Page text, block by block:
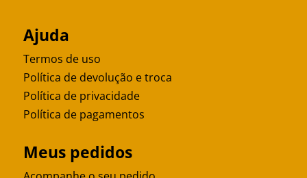
Ajuda
Termos de uso
Política de devolução e troca
Política de privacidade
Política de pagamentos
Meus pedidos